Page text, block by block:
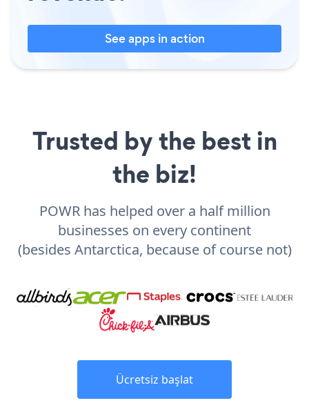
See apps in action
Trusted by the best in
the biz!
POWR has helped over a half million
businesses on every continent
(besides Antarctica, because of course not)
Ücretsiz başlat